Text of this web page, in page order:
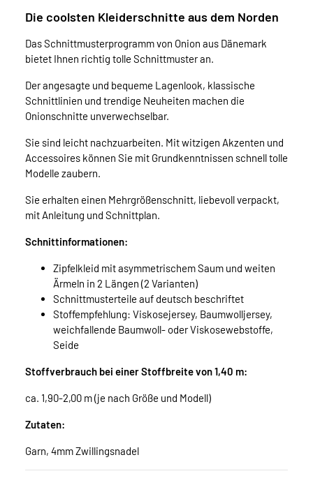
Die coolsten Kleiderschnitte aus dem Norden
Das Schnittmusterprogramm von Onion aus Dänemark
bietet Ihnen richtig tolle Schnittmuster an.
Der angesagte und bequeme Lagenlook, klassische
Schnittlinien und trendige Neuheiten machen die
Onionschnitte unverwechselbar.
Sie sind leicht nachzuarbeiten. Mit witzigen Akzenten und
Accessoires können Sie mit Grundkenntnissen schnell tolle
Modelle zaubern.
Sie erhalten einen Mehrgrößenschnitt, liebevoll verpackt,
mit Anleitung und Schnittplan.
Schnittinformationen:
Zipfelkleid mit asymmetrischem Saum und weiten
Ärmeln in 2 Längen (2 Varianten)
Schnittmusterteile auf deutsch beschriftet
Stoffempfehlung: Viskosejersey, Baumwolljersey,
weichfallende Baumwoll- oder Viskosewebstoffe,
Seide
Stoffverbrauch bei einer Stoffbreite von 1,40 m:
ca. 1,90-2,00 m (je nach Größe und Modell)
Zutaten:
Garn, 4mm Zwillingsnadel